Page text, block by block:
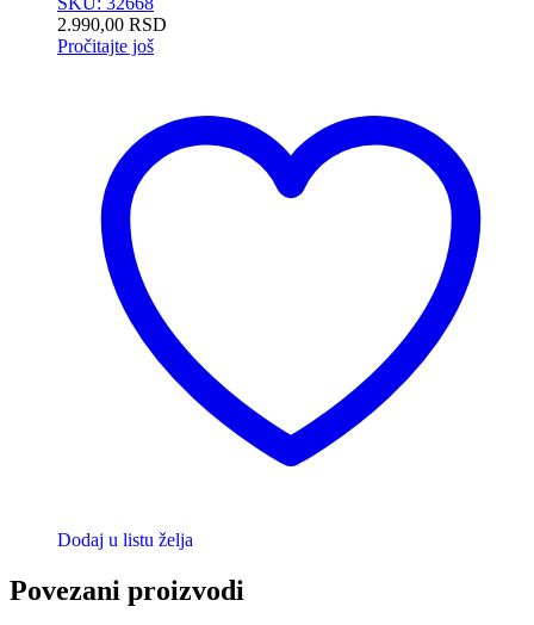
2.990,00 RSD
Pročitajte još
Dodaj u listu želja
Povezani proizvodi